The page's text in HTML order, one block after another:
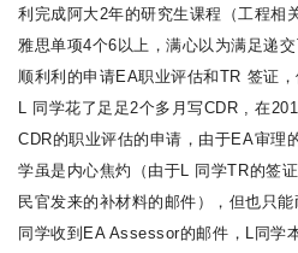
利完成阿大2年的研究生课程（工程相
雅思单项4个6 以上，满心以为满足递交
顺利利的申请EA职业评估和 TR 签证，
L 同学花了足足2个多月写CDR ,在
CDR的职业评估的申请，由于EA审理
学虽是内心焦灼（由于L 同学 TR的签
民官发来的补材料的邮件），但也只
同学收到 EA Assessor的邮件， L 同学